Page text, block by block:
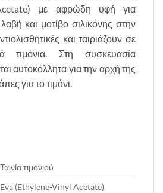
με αφρώδη υφή για
και μοτίβο σιλικόνης στην
και ταιριάζουν σε
τιμόνια. Στη συσκευασία
αυτοκόλλητα για την αρχή της
για το τιμόνι.
Ταινία τιμονιού
Eva (Ethylene-Vinyl Acetate)